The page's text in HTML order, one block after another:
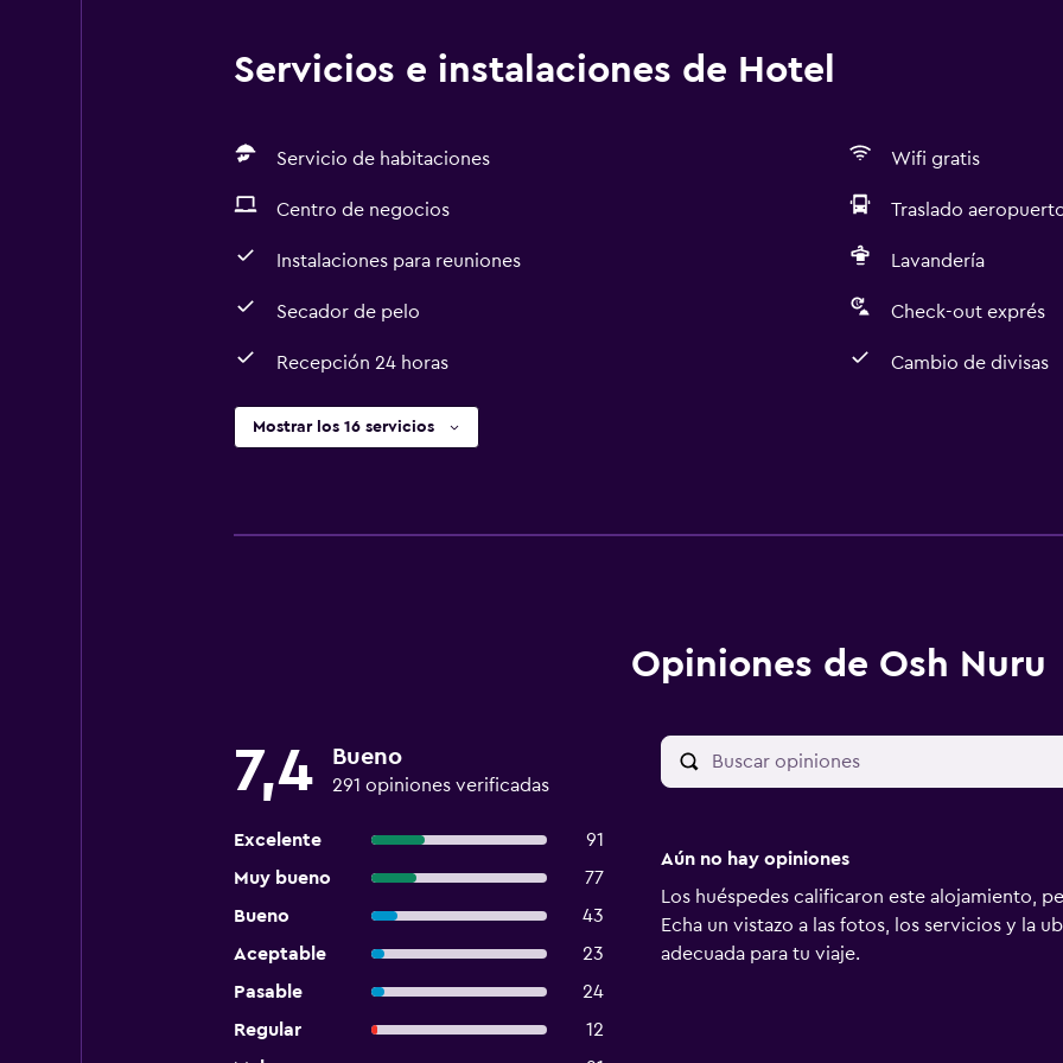
Servicios e instalaciones de Hotel
Servicio de habitaciones Wifi gratis
Centro de negocios Traslado
Instalaciones para reuniones Lavandería
Secador de pelo Check-out exprés
Recepción 24 horas Cambio de divisas
Mostrar los 16 servicios
Opiniones de Osh Nuru
7,4 Bueno
291 opiniones verificadas
Excelente
91
Muy bueno
77
Bueno
43
Aceptable
23
Pasable
24
Regular
12
Aún no hay opiniones
Los huéspedes calificaron este alojamiento,
Echa un vistazo a las fotos, los servicios y la
adecuada para tu viaje.